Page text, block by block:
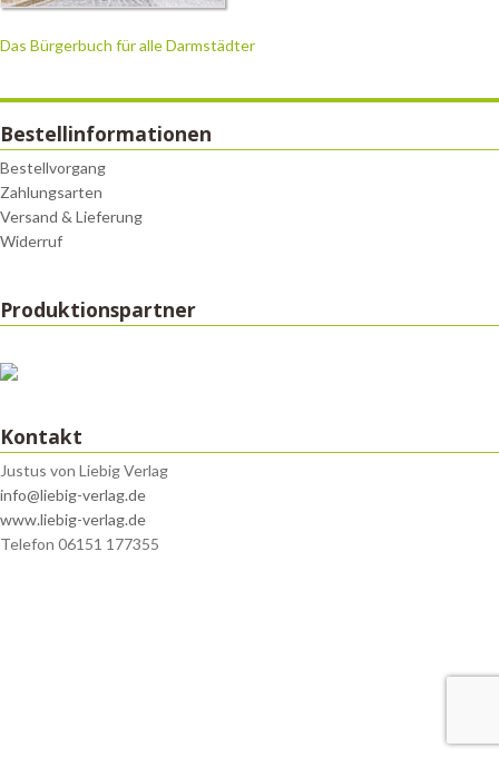
Das Bürgerbuch für alle Darmstädter
Bestellinformationen
Bestellvorgang
Zahlungsarten
Versand & Lieferung
Widerruf
Produktionspartner
Kontakt
Justus von Liebig Verlag
info@liebig-verlag.de
www.liebig-verlag.de
Telefon 06151 177355